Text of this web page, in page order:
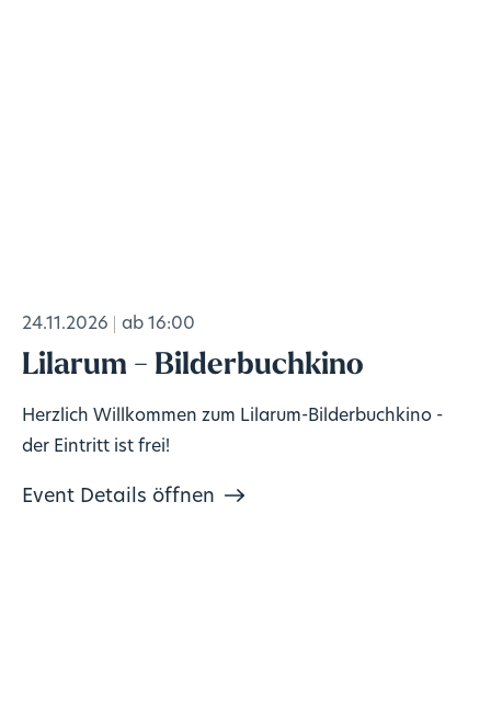
24.11.2026 ab 16:00
Lilarum - Bilderbuchkino
Herzlich Willkommen zum Lilarum-Bilderbuchkino -
der Eintritt ist frei!
Event Details öffnen